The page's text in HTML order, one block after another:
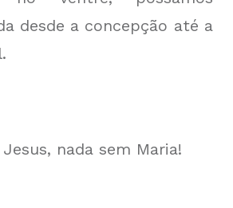
desde a concepção até a
nada sem Maria!